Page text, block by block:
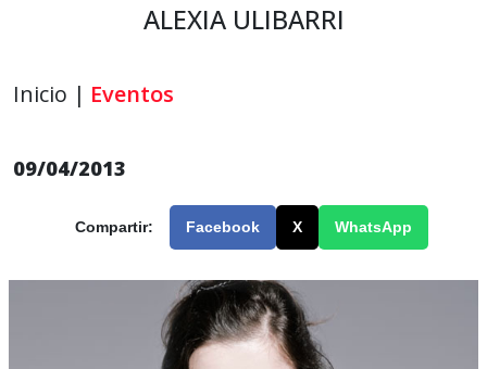
ALEXIA ULIBARRI
Inicio | Eventos
09/04/2013
Compartir: Facebook X WhatsApp